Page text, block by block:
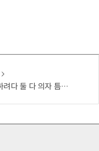
의자 틈에 목이 낀 순간